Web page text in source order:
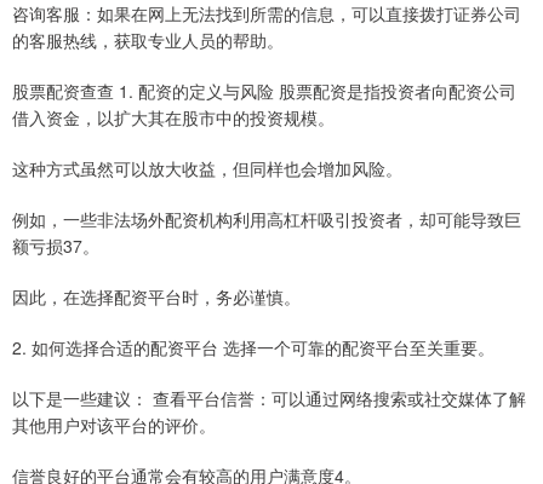
咨询客服：如果在网上无法找到所需的信息，可以直接拨打证券公司
的客服热线，获取专业人员的帮助。
股票配资查查 1. 配资的定义与风险 股票配资是指投资者向配资公司
借入资金，以扩大其在股市中的投资规模。
这种方式虽然可以放大收益，但同样也会增加风险。
例如，一些非法场外配资机构利用高杠杆吸引投资者，却可能导致巨
额亏损37。
因此，在选择配资平台时，务必谨慎。
2. 如何选择合适的配资平台 选择一个可靠的配资平台至关重要。
以下是一些建议： 查看平台信誉：可以通过网络搜索或社交媒体了解
其他用户对该平台的评价。
信誉良好的平台通常会有较高的用户满意度4。